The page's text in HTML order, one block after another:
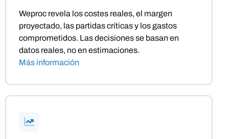
Weproc revela los costes reales, el margen
proyectado, las partidas críticas y los gastos
comprometidos. Las decisiones se basan en
datos reales, no en estimaciones.
Más información